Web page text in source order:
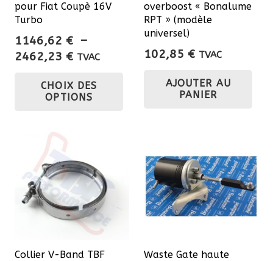
pour Fiat Coupè 16V
Turbo
1146,62 € –
2462,23 €Plage
prix :
1146,62 €
TVAC
CHOIX DES
OPTIONS
options
peuvent
être
overboost « Bonalume
RPT » (modèle
universel)
102,85 € TVAC
AJOUTER AU
PANIER
Collier V-Band TBF
Waste Gate haute